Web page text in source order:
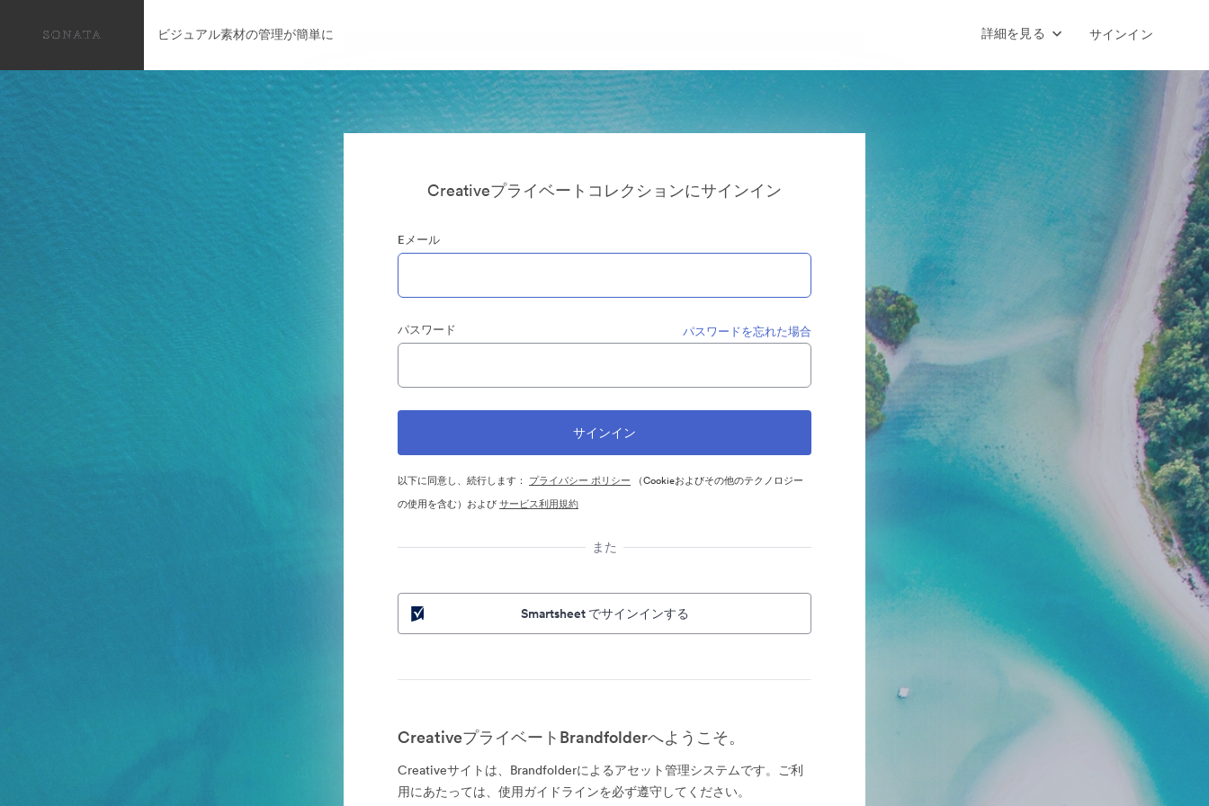
ビジュアル素材の管理が簡単に 詳細を見る サインイン
Creativeプライベートコレクションにサインイン
Eメール
パスワード パスワードを忘れた場合
以下に同意し、続行します： プライバシー ポリシー （Cookieおよびその他のテクノロジー
の使用を含む）およびサービス利用規約
また
Smartsheet でサインインする
CreativeプライベートBrandfolderへようこそ。
Creativeサイトは、Brandfolderによるアセット管理システムです。ご利
用にあたっては、使用ガイドラインを必ず遵守してください。